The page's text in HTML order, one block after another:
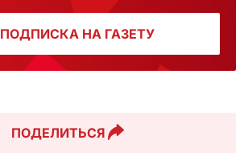
ПОДПИСКА НА ГАЗЕТУ
ПОДЕЛИТЬСЯ